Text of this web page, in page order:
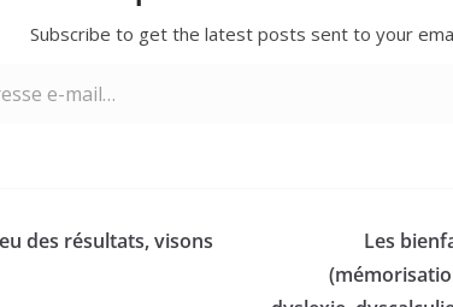
Subscribe to get the latest posts sent to your
des résultats, visons
Les